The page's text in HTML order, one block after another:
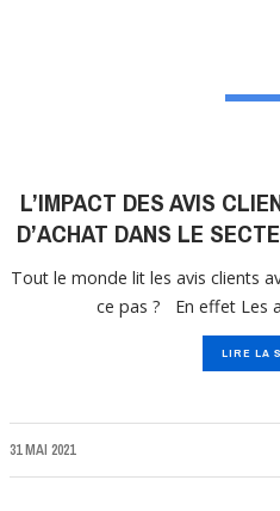
L’IMPACT DES AVIS
D’ACHAT DANS LE
Tout le monde lit les avis clients
ce pas ? En effet Les
LIRE LA
31 MAI 2021